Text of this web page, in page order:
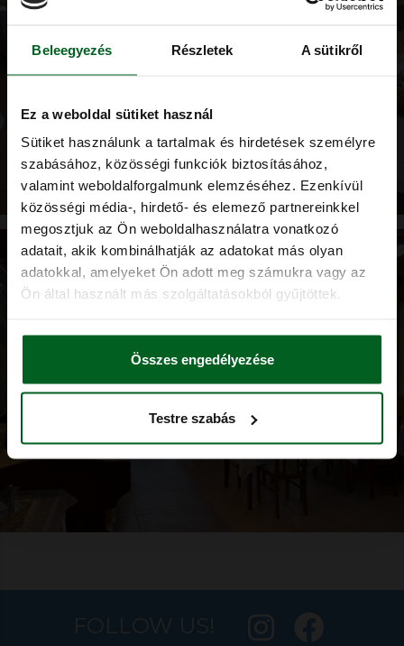
Beleegyezés Részletek A sütikről
Ez a weboldal sütiket használ
Sütiket használunk a tartalmak és hirdetések személyre
szabásához, közösségi funkciók biztosításához,
valamint weboldalforgalmunk elemzéséhez. Ezenkívül
közösségi média-, hirdető- és elemező partnereinkkel
megosztjuk az Ön weboldalhasználatra vonatkozó
adatait, akik kombinálhatják az adatokat más olyan
adatokkal, amelyeket Ön adott meg számukra vagy az
Ön által használt más szolgáltatásokból gyűjtöttek.
Összes engedélyezése
Testre szabás